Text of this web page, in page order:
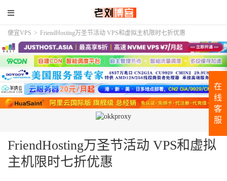
便宜VPS > FriendHosting万圣节活动 VPS和虚拟主机限时七折优惠
FriendHosting万圣节活动 VPS和虚拟
主机限时七折优惠
在
线
客
服